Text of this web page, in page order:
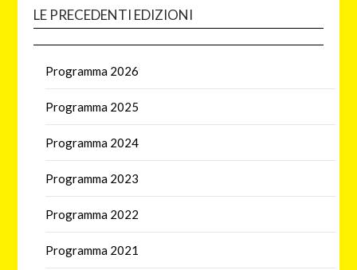
LE PRECEDENTI EDIZIONI
Programma 2026
Programma 2025
Programma 2024
Programma 2023
Programma 2022
Programma 2021